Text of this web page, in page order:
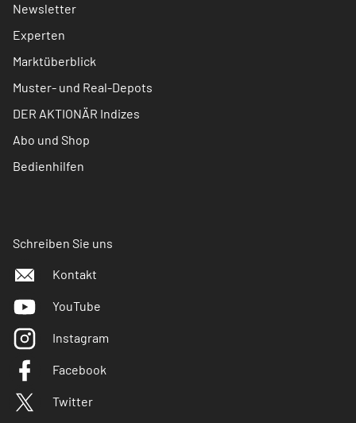
Newsletter
Experten
Marktüberblick
Muster- und Real-Depots
DER AKTIONÄR Indizes
Abo und Shop
Bedienhilfen
Schreiben Sie uns
Kontakt
YouTube
Instagram
Facebook
Twitter